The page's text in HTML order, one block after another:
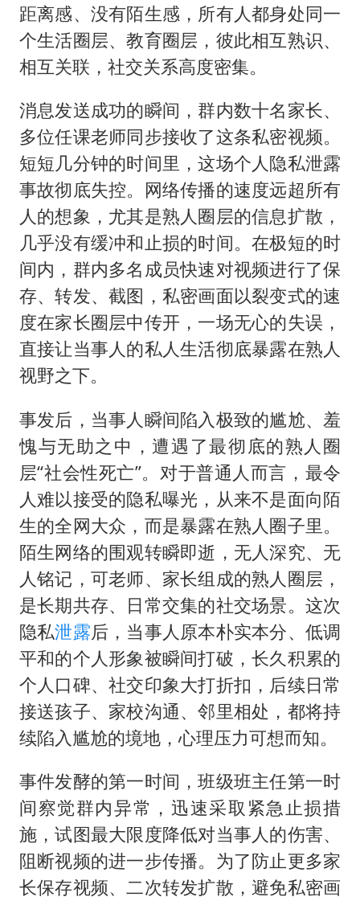
距离感、没有陌生感，所有人都身处同一
个生活圈层、教育圈层，彼此相互熟识、
相互关联，社交关系高度密集。
消息发送成功的瞬间，群内数十名家长、
多位任课老师同步接收了这条私密视频。
短短几分钟的时间里，这场个人隐私泄露
事故彻底失控。网络传播的速度远超所有
人的想象，尤其是熟人圈层的信息扩散，
几乎没有缓冲和止损的时间。在极短的时
间内，群内多名成员快速对视频进行了保
存、转发、截图，私密画面以裂变式的速
度在家长圈层中传开，一场无心的失误，
直接让当事人的私人生活彻底暴露在熟人
视野之下。
事发后，当事人瞬间陷入极致的尴尬、羞
愧与无助之中，遭遇了最彻底的熟人圈
层“社会性死亡”。对于普通人而言，最令
人难以接受的隐私曝光，从来不是面向陌
生的全网大众，而是暴露在熟人圈子里。
陌生网络的围观转瞬即逝，无人深究、无
人铭记，可老师、家长组成的熟人圈层，
是长期共存、日常交集的社交场景。这次
隐私泄露后，当事人原本朴实本分、低调
平和的个人形象被瞬间打破，长久积累的
个人口碑、社交印象大打折扣，后续日常
接送孩子、家校沟通、邻里相处，都将持
续陷入尴尬的境地，心理压力可想而知。
事件发酵的第一时间，班级班主任第一时
间察觉群内异常，迅速采取紧急止损措
施，试图最大限度降低对当事人的伤害、
阻断视频的进一步传播。为了防止更多家
长保存视频、二次转发扩散，避免私密画